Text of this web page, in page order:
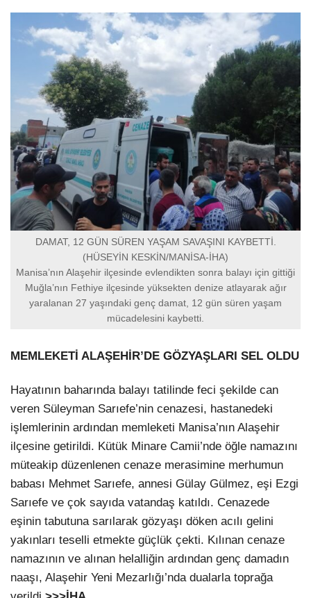
DAMAT, 12 GÜN SÜREN YAŞAM SAVAŞINI KAYBETTİ.
(HÜSEYİN KESKİN/MANİSA-İHA)
Manisa’nın Alaşehir ilçesinde evlendikten sonra balayı için gittiği
Muğla’nın Fethiye ilçesinde yüksekten denize atlayarak ağır
yaralanan 27 yaşındaki genç damat, 12 gün süren yaşam
mücadelesini kaybetti.
MEMLEKETİ ALAŞEHİR’DE GÖZYAŞLARI SEL OLDU
Hayatının baharında balayı tatilinde feci şekilde can
veren Süleyman Sarıefe’nin cenazesi, hastanedeki
işlemlerinin ardından memleketi Manisa’nın Alaşehir
ilçesine getirildi. Kütük Minare Camii’nde öğle namazını
müteakip düzenlenen cenaze merasimine merhumun
babası Mehmet Sarıefe, annesi Gülay Gülmez, eşi Ezgi
Sarıefe ve çok sayıda vatandaş katıldı. Cenazede
eşinin tabutuna sarılarak gözyaşı döken acılı gelini
yakınları teselli etmekte güçlük çekti. Kılınan cenaze
namazının ve alınan helalliğin ardından genç damadın
naaşı, Alaşehir Yeni Mezarlığı’nda dualarla toprağa